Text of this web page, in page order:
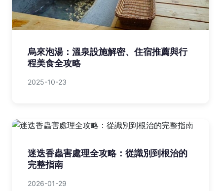
烏來泡湯：溫泉設施解密、住宿推薦與行
程美食全攻略
2025-10-23
迷迭香蟲害處理全攻略：從識別到根治的
完整指南
2026-01-29